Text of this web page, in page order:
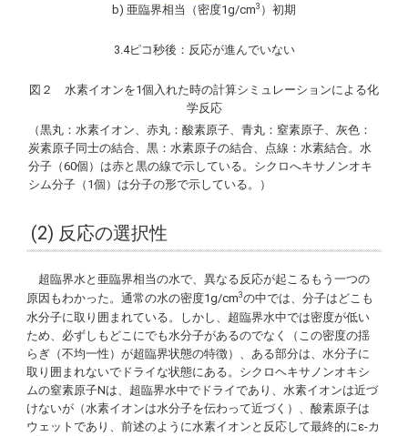
b) 亜臨界相当（密度1g/cm3 ）初期
3.4ピコ秒後：反応が進んでいない
図２ 水素イオンを1個入れた時の計算シミュレーションによる化
学反応
（黒丸：水素イオン、赤丸：酸素原子、青丸：窒素原子、灰色：
炭素原子同士の結合、黒：水素原子の結合、点線：水素結合。水
分子（60個）は赤と黒の線で示している。シクロへキサノンオキ
シム分子（1個）は分子の形で示している。）
(2) 反応の選択性
超臨界水と亜臨界相当の水で、異なる反応が起こるもう一つの
原因もわかった。通常の水の密度1g/cm3の中では、分子はどこも
水分子に取り囲まれている。しかし、超臨界水中では密度が低い
ため、必ずしもどこにでも水分子があるのでなく（この密度の揺
らぎ（不均一性）が超臨界状態の特徴）、ある部分は、水分子に
取り囲まれないでドライな状態にある。シクロヘキサノンオキシ
ムの窒素原子Nは、超臨界水中でドライであり、水素イオンは近づ
けないが（水素イオンは水分子を伝わって近づく）、酸素原子は
ウェットであり、前述のように水素イオンと反応して最終的にε-カ